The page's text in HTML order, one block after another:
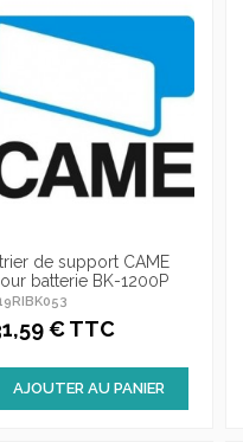
de support CAME
batterie BK-1200P
€ TTC
AJOUTER AU PANIER